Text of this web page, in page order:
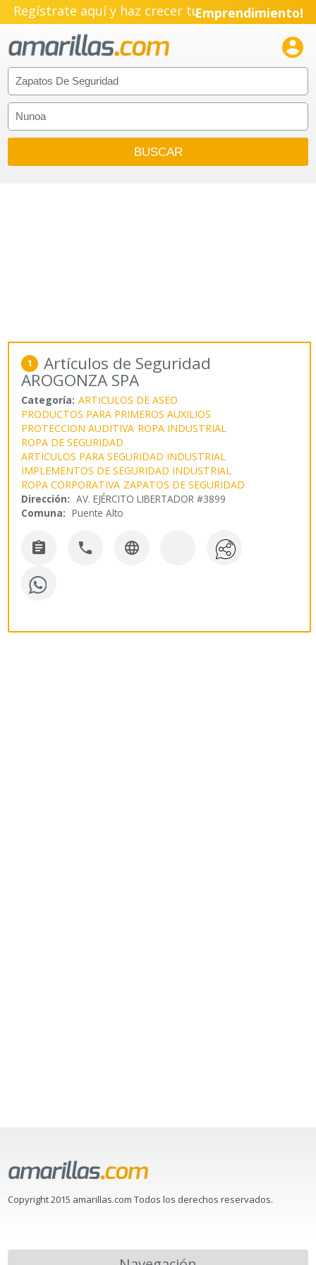
Regístrate aquí y haz crecer tuEmprendimiento!

1 Artículos de Seguridad
AROGONZA SPA
Categoría: ARTICULOS DE ASEO
PRODUCTOS PARA PRIMEROS AUXILIOS
PROTECCION AUDITIVA ROPA INDUSTRIAL
ROPA DE SEGURIDAD
ARTICULOS PARA SEGURIDAD INDUSTRIAL
IMPLEMENTOS DE SEGURIDAD INDUSTRIAL
ROPA CORPORATIVA ZAPATOS DE SEGURIDAD
Dirección: AV. EJÉRCITO LIBERTADOR #3899
Comuna: Puente Alto
  
Copyright 2015 amarillas.com Todos los derechos reservados.